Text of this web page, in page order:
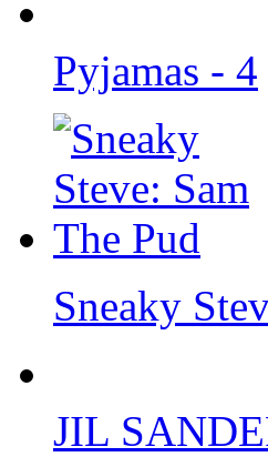
Pyjamas - 4
Sneaky
JIL